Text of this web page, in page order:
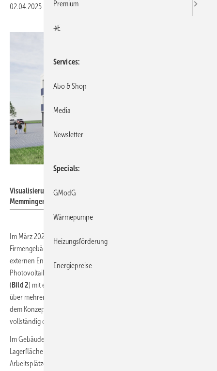
02.04.2025 Veröffentlicht in
Visualisierung der Planung für das „Real Zero“-Firmengebäude in
Memmingen.
Im März 2025 erfolgte im Memmingen der Spatenstich für ein
Firmengebäude, das mit 95 % Autarkie nahezu unabhängig von
externen Energiequellen sein wird. Das Energiekonzept kombiniert
Photovoltaik, Wärmepumpe, Stromspeicher und eine Klimadecke
( Bild 2) mit einem thermischen Gebäudemassenspeicher, der Wärme
über mehrere Tage speichern und bedarfsgerecht abgeben kann. Mit
dem Konzept kann das Gebäude in der Heizperiode bis zu 14 Tage
vollständig ohne externe Energiezufuhr betrieben werden.
Im Gebäude entstehen auf einer Fläche von 3500 m
Lagerflächen für fünf Unternehmen mit insgesamt bis zu 70
Arbeitsplätzen. Das Gebäude erfüllt den Gebäudestandard „Real
Premium
+E
Services
Abo & Shop
Media
Newsletter
Specials
GModG
Wärmepumpe
Heizungsförderung
Energiepreise